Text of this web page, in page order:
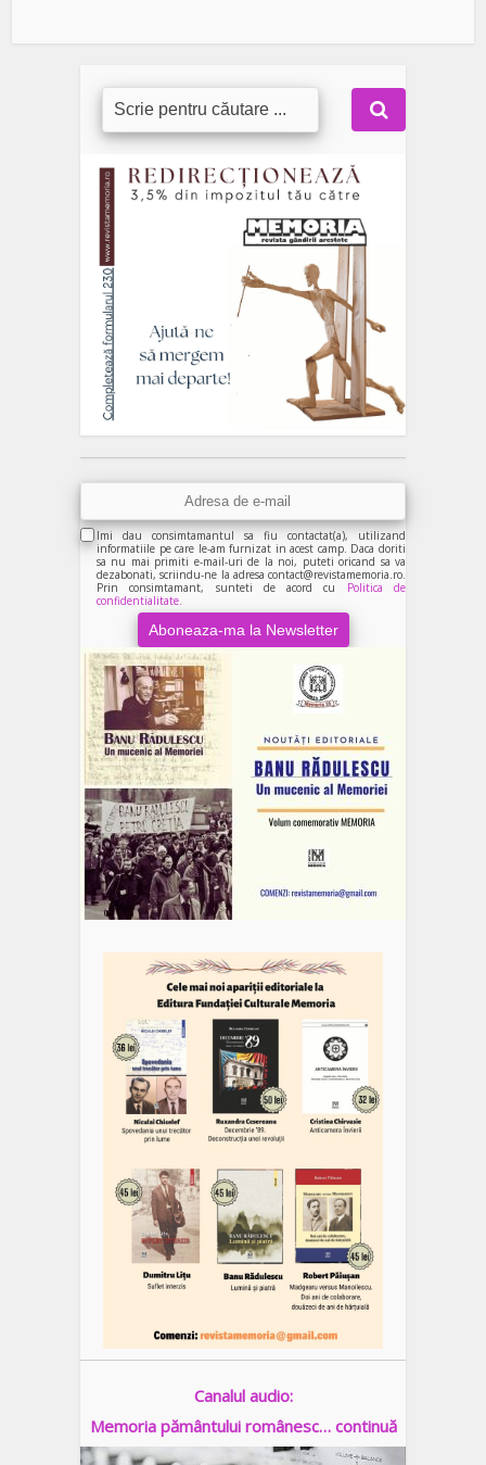
Imi dau consimtamantul sa fiu contactat(a), utilizand
informatiile pe care le-am furnizat in acest camp. Daca doriti
sa nu mai primiti e-mail-uri de la noi, puteti oricand sa va
dezabonati, scriindu-ne la adresa contact@revistamemoria.ro.
Prin consimtamant, sunteti de acord cu Politica de
confidentialitate.
Canalul audio:
Memoria pământului românesc… continuă